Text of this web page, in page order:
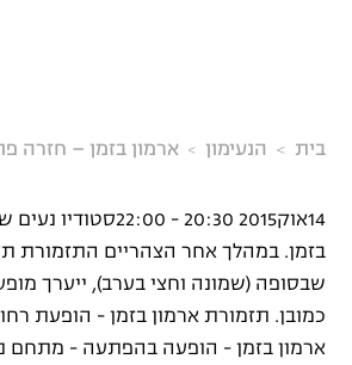
בית הנעימון ארמון בזמן – חזרה
14אוק2015 20:30 -
בזמן. במהלך אחר הצהריים התזמורת
שבסופה (שמונה וחצי בערב), ייערך
ארמון בזמן - הופעה בהפתעה - מתחם